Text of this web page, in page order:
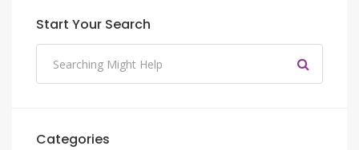
Start Your Search
Categories